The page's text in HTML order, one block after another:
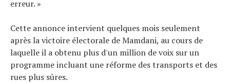
erreur. »
Cette annonce intervient quelques mois seulement
après la victoire électorale de Mamdani, au cours de
laquelle il a obtenu plus d'un million de voix sur un
programme incluant une réforme des transports et des
rues plus sûres.